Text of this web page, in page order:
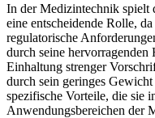
In der Medizintechnik spielt
eine entscheidende Rolle,
regulatorische
durch seine
Einhaltung strenger
durch sein geringes
spezifische Vorteile, die sie
Anwendungsbereichen der